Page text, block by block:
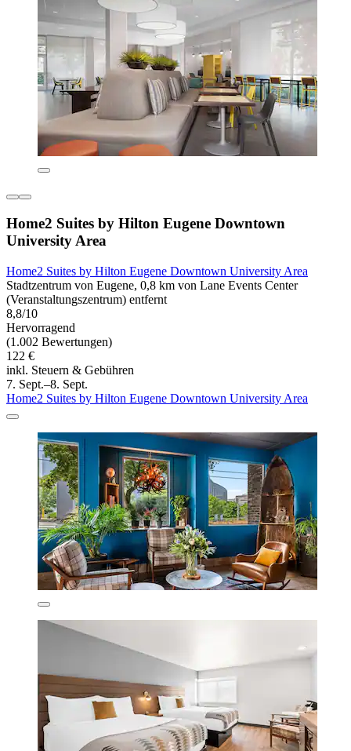
Home2 Suites by Hilton Eugene Downtown
University Area
Home2 Suites by Hilton Eugene Downtown University Area
Stadtzentrum von Eugene, 0,8 km von Lane Events Center
(Veranstaltungszentrum) entfernt
8,8/10
Hervorragend
(1.002 Bewertungen)
122 €
inkl. Steuern & Gebühren
7. Sept.–8. Sept.
Home2 Suites by Hilton Eugene Downtown University Area